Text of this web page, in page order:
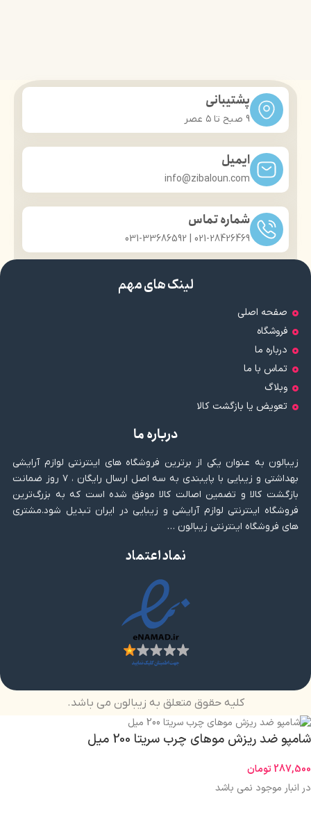
پشتیبانی
9 صبح تا ۵ عصر
ایمیل
info@zibaloun.com
شماره تماس
021-28426469 | 031-33686592
لینک های مهم
صفحه اصلی
فروشگاه
درباره ما
تماس با ما
وبلاگ
تعویض یا بازگشت کالا
درباره ما
زیبالون به عنوان یکی از برترین فروشگاه های اینترنتی لوازم آرایشی
بهداشتی و زیبایی با پایبندی به سه اصل ارسال رایگان ، ۷ روز ضمانت
بازگشت کالا و تضمین اصالت کالا موفق شده است که به بزرگ‌ترین
فروشگاه اینترنتی لوازم آرایشی و زیبایی در ایران تبدیل شود.مشتری
های فروشگاه اینترنتی زیبالون …
نماد اعتماد
کلیه حقوق متعلق به زیبالون می باشد.
شامپو ضد ریزش موهای چرب سریتا 200 میل
287,500تومان
در انبار موجود نمی باشد